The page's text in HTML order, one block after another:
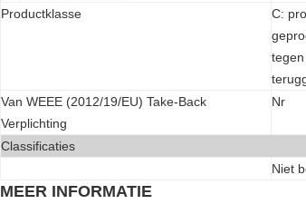
Productklasse
C:
Van WEEE (2012/19/EU) Take-Back
Verplichting
Nr
Classificaties
Niet
MEER INFORMATIE